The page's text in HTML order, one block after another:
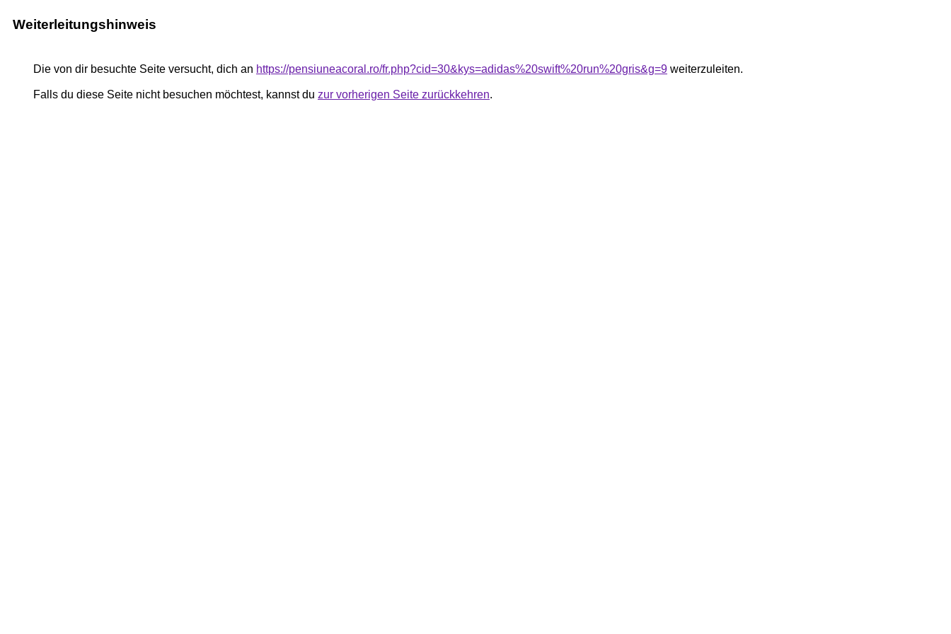
Weiterleitungshinweis
Die von dir besuchte Seite versucht, dich an https://pensiuneacoral.ro/fr.php?cid=30&kys=adidas%20swift%20run%20gris&g=9 weiterzuleiten.
Falls du diese Seite nicht besuchen möchtest, kannst du zur vorherigen Seite zurückkehren.